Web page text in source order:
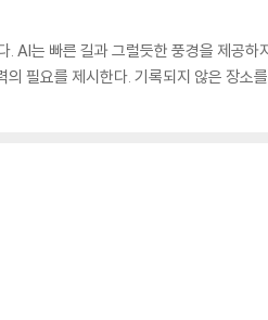
AI는 빠른 길과 그럴듯한 풍경을 제공하
필요를 제시한다. 기록되지 않은 장소